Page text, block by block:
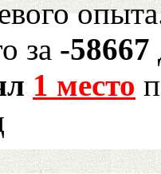
за -58667
1 место